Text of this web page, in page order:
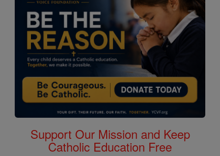
Support Our Mission and Keep
Catholic Education Free